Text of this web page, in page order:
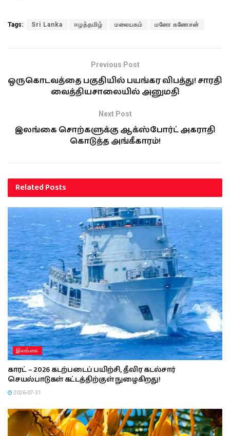
Tags: Sri Lanka ஈழத்தமிழ் மலையகம் மனோ கணேசன்
Previous Post
ஒருகொடவத்தை பகுதியில் பயங்கர விபத்து! சாரதி
வைத்தியசாலையில் அனுமதி
Next Post
இலங்கை சொற்களுக்கு ஆக்ஸ்போர்ட் அகராதி
கொடுத்த அங்கீகாரம்!
RelatedPosts
இலங்கை
காரட் – 2026 கடற்படைப் பயிற்சி, தீவிர கடல்சார்
செயல்பாடுகள் கட்டத்திற்குள் நுழைகிறது!
2026-07-31